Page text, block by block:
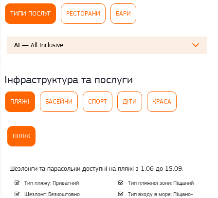
ТИПИ ПОСЛУГ РЕСТОРАНИ БАРИ
AI — All Inclusive
Інфраструктура та послуги
ПЛЯЖІ БАСЕЙНИ СПОРТ ДІТИ КРАСА
ПЛЯЖ
Шезлонги та парасольки доступні на пляжі з 1.06 до 15.09.
Тип пляжу: Приватний
Шезлонг: Безкоштовно
Тип пляжної зони: Піщаний
Тип входу в море: Піщано-